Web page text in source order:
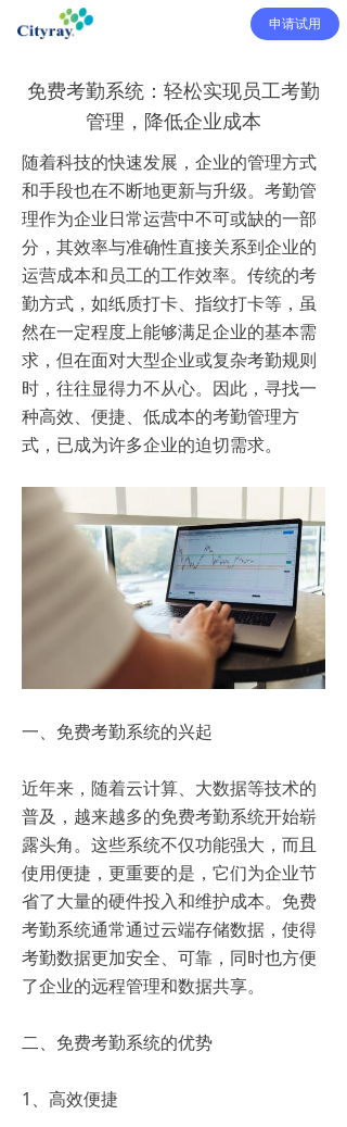
申请试用
免费考勤系统：轻松实现员工考勤
管理，降低企业成本
随着科技的快速发展，企业的管理方式
和手段也在不断地更新与升级。考勤管
理作为企业日常运营中不可或缺的一部
分，其效率与准确性直接关系到企业的
运营成本和员工的工作效率。传统的考
勤方式，如纸质打卡、指纹打卡等，虽
然在一定程度上能够满足企业的基本需
求，但在面对大型企业或复杂考勤规则
时，往往显得力不从心。因此，寻找一
种高效、便捷、低成本的考勤管理方
式，已成为许多企业的迫切需求。
一、免费考勤系统的兴起
近年来，随着云计算、大数据等技术的
普及，越来越多的免费考勤系统开始崭
露头角。这些系统不仅功能强大，而且
使用便捷，更重要的是，它们为企业节
省了大量的硬件投入和维护成本。免费
考勤系统通常通过云端存储数据，使得
考勤数据更加安全、可靠，同时也方便
了企业的远程管理和数据共享。
二、免费考勤系统的优势
1、高效便捷